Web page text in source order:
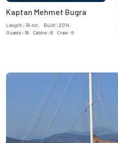
Kaptan Mehmet Bugra
Length : 34 mt. Build : 2014
Guests : 18 Cabins : 8 Crew : 6